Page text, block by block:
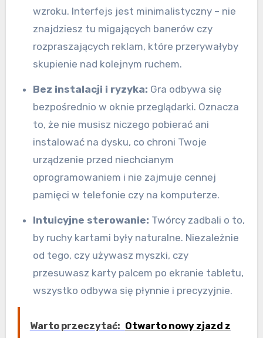
wzroku. Interfejs jest minimalistyczny – nie
znajdziesz tu migających banerów czy
rozpraszających reklam, które przerywałyby
skupienie nad kolejnym ruchem.
Bez instalacji i ryzyka: Gra odbywa się
bezpośrednio w oknie przeglądarki. Oznacza
to, że nie musisz niczego pobierać ani
instalować na dysku, co chroni Twoje
urządzenie przed niechcianym
oprogramowaniem i nie zajmuje cennej
pamięci w telefonie czy na komputerze.
Intuicyjne sterowanie: Twórcy zadbali o to,
by ruchy kartami były naturalne. Niezależnie
od tego, czy używasz myszki, czy
przesuwasz karty palcem po ekranie tabletu,
wszystko odbywa się płynnie i precyzyjnie.
Warto przeczytać: Otwarto nowy zjazd z